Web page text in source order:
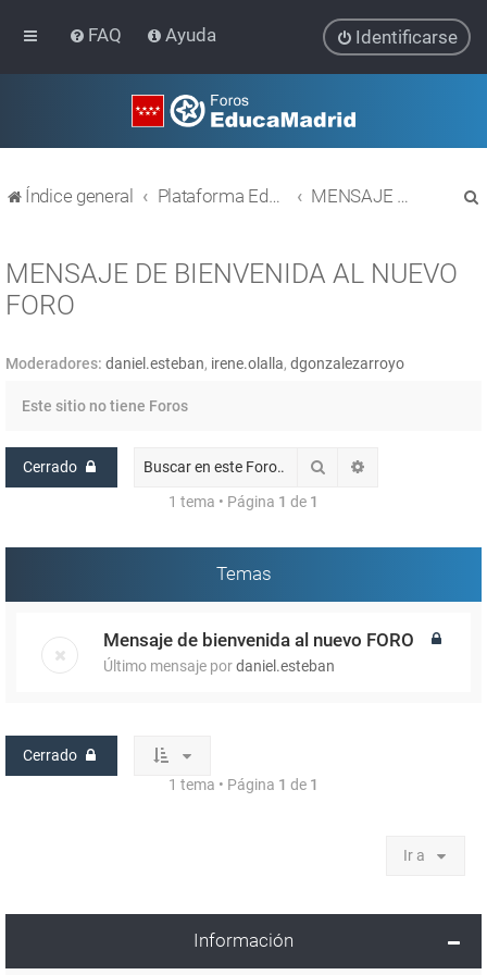
FAQ Ayuda Identificarse
Índice general Plataforma Educativa EducaMadrid MENSAJE DE BIENVENIDA AL NUEVO FORO
MENSAJE DE BIENVENIDA AL NUEVO
FORO
Moderadores: daniel.esteban, irene.olalla, dgonzalezarroyo
Este sitio no tiene Foros
Cerrado Buscar
1 tema • Página 1 de 1
Temas
Mensaje de bienvenida al nuevo FORO
Último mensaje pordaniel.esteban
Cerrado
1 tema • Página 1 de 1
Ir a
Información